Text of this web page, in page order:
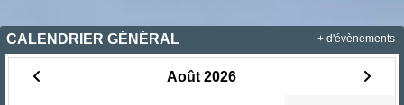
CALENDRIER GÉNÉRAL
Août 2026
+ d'évènements